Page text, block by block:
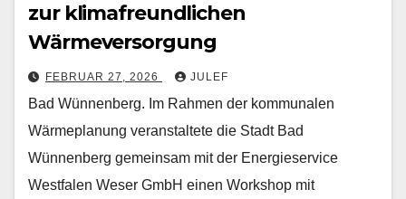
zur klimafreundlichen
Wärmeversorgung
FEBRUAR 27, 2026 JULEF
Bad Wünnenberg. Im Rahmen der kommunalen
Wärmeplanung veranstaltete die Stadt Bad
Wünnenberg gemeinsam mit der Energieservice
Westfalen Weser GmbH einen Workshop mit